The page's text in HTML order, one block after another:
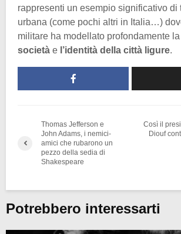
rappresenti un esempio significativo di
urbana (come pochi altri in Italia…)
militare ha modellato profondamente la
società e l’identità della città ligure.
Thomas Jefferson e
John Adams, i nemici-
amici che rubarono un
pezzo della sedia di
Shakespeare
Così il
Diouf
Potrebbero interessarti